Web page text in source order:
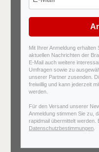
Mit Ihrer Anmeldung
aktuellen Nachrichten der
E-Mail auch weitere
Umfragen sowie zu
unserer Partner zusenden.
freiwillig und kann jederzeit
werden.
Für den Versand unserer
Anmeldung stimmen Sie zu,
rapidmail übermittelt werden.
Datenschutzbestimmungen